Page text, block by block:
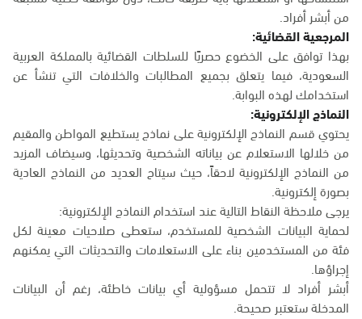
من أبشر أفراد.
المرجعية القضائية:
بهذا توافق على الخضوع حصريًا للسلطات القضائية بالمملكة العربية
السعودية، فيما يتعلق بجميع المطالبات والخلافات التي تنشأ عن
استخدامك لهذه البوابة.
النماذج الإلكترونية:
يحتوي قسم النماذج الإلكترونية على نماذج يستطيع المواطن والمقيم
من خلالها الاستعلام عن بياناته الشخصية وتحديثها، وسيضاف المزيد
من النماذج الإلكترونية لاحقاً، حيث سيتاح العديد من النماذج العادية
بصورة إلكترونية.
يرجى ملاحظة النقاط التالية عند استخدام النماذج الإلكترونية:
لحماية البيانات الشخصية للمستخدم، ستعطى صلاحيات معينة لكل
فئة من المستخدمين بناء على الاستعلامات والتحديثات التي يمكنهم
إجراؤها.
أبشر أفراد لا تتحمل مسؤولية أي بيانات خاطئة، رغم أن البيانات
المدخلة ستعتبر صحيحة.